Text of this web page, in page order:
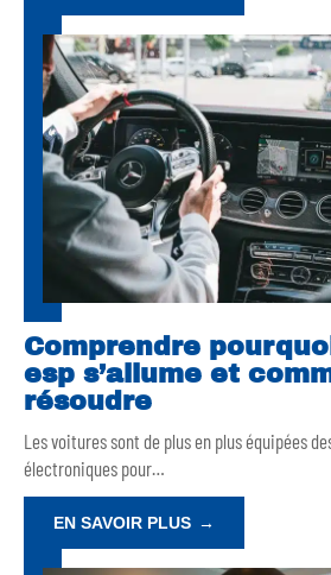
Comprendre
esp s’allume et
résoudre
Les voitures sont de plus en plus équipées
électroniques pour…
EN SAVOIR PLUS